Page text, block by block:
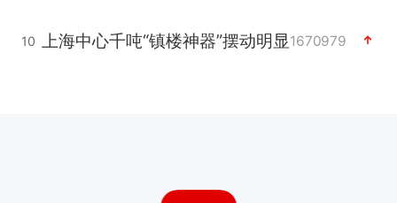
10 上海中心千吨“镇楼神器”摆动明显1670979